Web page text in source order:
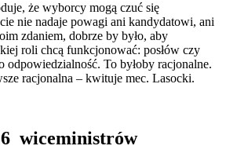
że wyborcy mogą czuć się
nie nadaje powagi ani kandydatowi, ani
zdaniem, dobrze by było, aby
roli chcą funkcjonować: posłów czy
odpowiedzialność. To byłoby racjonalne.
racjonalna – kwituje mec. Lasocki.
wiceministrów